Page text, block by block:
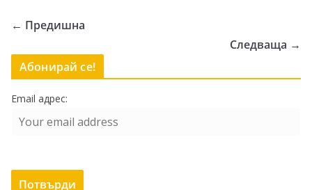
← Предишна
Следваща →
Абонирай се!
Email адрес: